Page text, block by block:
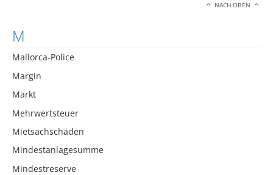
NACH OBEN
M
Mallorca-Police
Margin
Markt
Mehrwertsteuer
Mietsachschäden
Mindestanlagesumme
Mindestreserve